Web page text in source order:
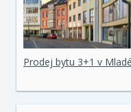
Prodej bytu 3+1 v